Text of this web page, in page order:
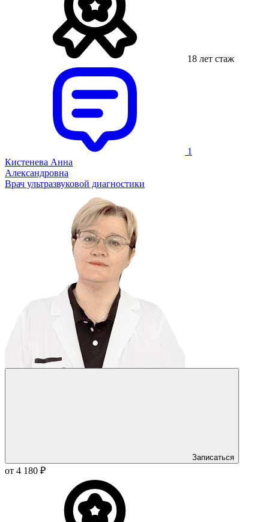
18 лет стаж
1
Кистенева Анна
Александровна
Врач ультразвуковой диагностики
Записаться
от 4 180 ₽